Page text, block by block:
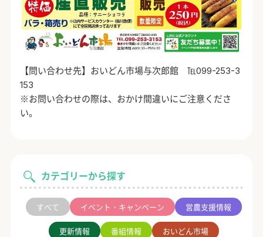
カテゴリーから探す
すべて イベント・キャンペーン 営農支援情報
更新情報 番組情報 おいどん市場
【問い合わせ先】おいどん市場与次郎館 ℡099-253-3
153
※お問い合わせの際は、おかけ間違いにご注意くださ
い。